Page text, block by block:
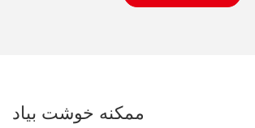
ممکنه خوشت بیاد